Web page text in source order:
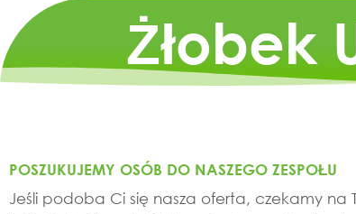
Żłobek
POSZUKUJEMY OSÓB DO NASZEGO ZESPOŁU
Jeśli podoba Ci się nasza oferta, czekamy na